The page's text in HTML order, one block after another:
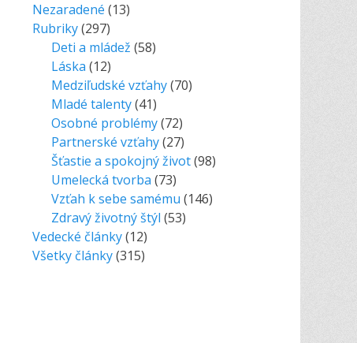
Nezaradené (13)
Rubriky(297)
Deti a mládež (58)
Láska (12)
Medziľudské vzťahy(70)
Mladé talenty(41)
Osobné problémy(72)
Partnerské vzťahy(27)
Šťastie a spokojný život(98)
Umelecká tvorba (73)
Vzťah k sebe samému (146)
Zdravý životný štýl (53)
Vedecké články(12)
Všetky články(315)